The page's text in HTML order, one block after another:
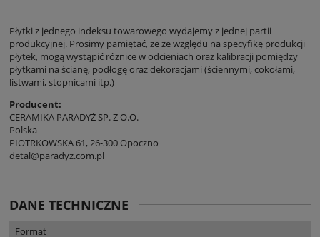
Płytki z jednego indeksu towarowego wydajemy z jednej partii
produkcyjnej. Prosimy pamiętać, że ze względu na specyfikę produkcji
płytek, mogą wystąpić różnice w odcieniach oraz kalibracji pomiędzy
płytkami na ścianę, podłogę oraz dekoracjami (ściennymi, cokołami,
listwami, stopnicami itp.)
Producent:
CERAMIKA PARADYŻ SP. Z O.O.
Polska
PIOTRKOWSKA 61, 26-300 Opoczno
detal@paradyz.com.pl
DANE TECHNICZNE
Format